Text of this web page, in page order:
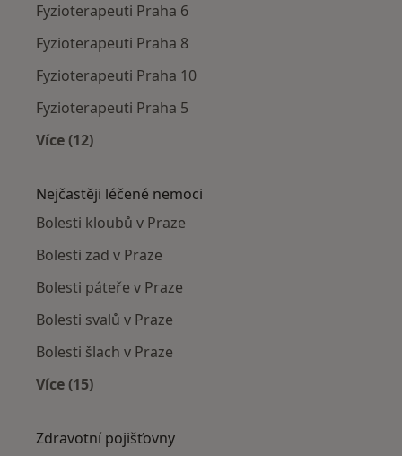
Fyzioterapeuti Praha 6
Fyzioterapeuti Praha 8
Fyzioterapeuti Praha 10
Fyzioterapeuti Praha 5
Více (12)
Nejčastěji léčené nemoci
Bolesti kloubů v Praze
Bolesti zad v Praze
Bolesti páteře v Praze
Bolesti svalů v Praze
Bolesti šlach v Praze
Více (15)
Zdravotní pojišťovny